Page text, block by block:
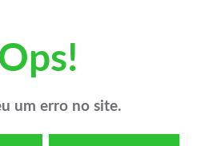
um erro no site.